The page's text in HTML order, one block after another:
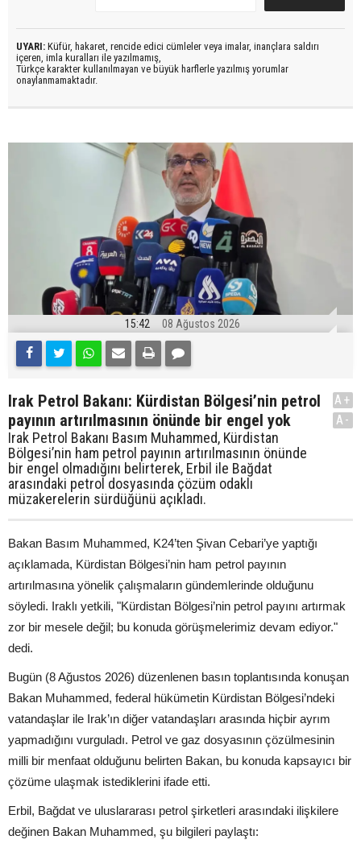
UYARI: Küfür, hakaret, rencide edici cümleler veya imalar, inançlara saldırı
içeren, imla kuralları ile yazılmamış,
Türkçe karakter kullanılmayan ve büyük harflerle yazılmış yorumlar
onaylanmamaktadır.
15:42 08 Ağustos 2026
Irak Petrol Bakanı: Kürdistan Bölgesi’nin petrol
payının artırılmasının önünde bir engel yok
Irak Petrol Bakanı Basım Muhammed, Kürdistan
Bölgesi’nin ham petrol payının artırılmasının önünde
bir engel olmadığını belirterek, Erbil ile Bağdat
arasındaki petrol dosyasında çözüm odaklı
müzakerelerin sürdüğünü açıkladı.
A+
A-
Bakan Basım Muhammed, K24’ten Şivan Cebari’ye yaptığı
açıklamada, Kürdistan Bölgesi’nin ham petrol payının
artırılmasına yönelik çalışmaların gündemlerinde olduğunu
söyledi. Iraklı yetkili, "Kürdistan Bölgesi’nin petrol payını artırmak
zor bir mesele değil; bu konuda görüşmelerimiz devam ediyor."
dedi.
Bugün (8 Ağustos 2026) düzenlenen basın toplantısında konuşan
Bakan Muhammed, federal hükümetin Kürdistan Bölgesi’ndeki
vatandaşlar ile Irak’ın diğer vatandaşları arasında hiçbir ayrım
yapmadığını vurguladı. Petrol ve gaz dosyasının çözülmesinin
milli bir menfaat olduğunu belirten Bakan, bu konuda kapsayıcı bir
çözüme ulaşmak istediklerini ifade etti.
Erbil, Bağdat ve uluslararası petrol şirketleri arasındaki ilişkilere
değinen Bakan Muhammed, şu bilgileri paylaştı: